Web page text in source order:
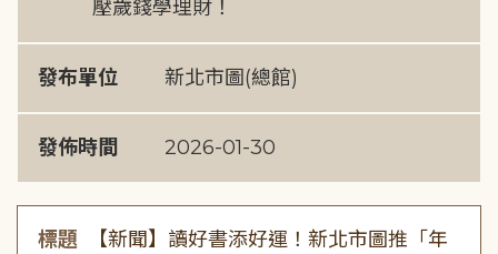
壓歲錢學理財！
發布單位 新北市圖(總館)
發佈時間 2026-01-30
標題
【新聞】讀好書添好運！新北市圖推「年